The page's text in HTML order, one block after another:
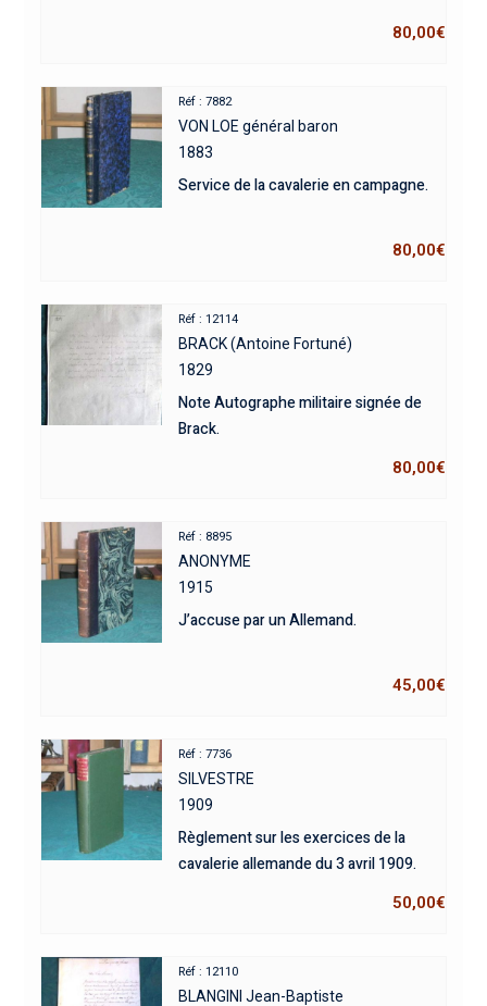
80,00€
Réf : 7882
VON LOE général baron
1883
Service de la cavalerie en campagne.
80,00€
Réf : 12114
BRACK (Antoine Fortuné)
1829
Note Autographe militaire signée de
Brack.
80,00€
Réf : 8895
ANONYME
1915
J’accuse par un Allemand.
45,00€
Réf : 7736
SILVESTRE
1909
Règlement sur les exercices de la
cavalerie allemande du 3 avril 1909.
50,00€
Réf : 12110
BLANGINI Jean-Baptiste